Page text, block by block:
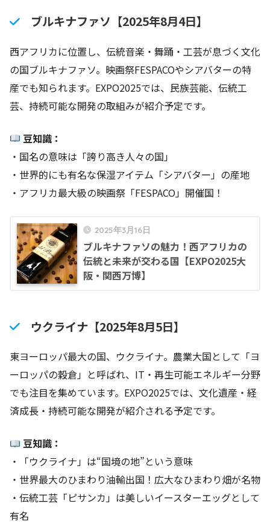
ブルキナファソ【2025年8月4日】
西アフリカに位置し、伝統音楽・舞踊・工芸が息づく文化
の国ブルキナファソ。映画祭FESPACOやシアバターの特
産でも知られます。EXPO2025では、民族芸能、伝統工
芸、持続可能な開発の取組みが紹介予定です。
豆知識：
・国名の意味は「誇り高き人々の国」
・世界的にも有名な保湿アイテム「シアバター」の産地
・アフリカ最大級の映画祭「FESPACO」開催国！
2025年3月16日
ブルキナファソの魅力！西アフリカの
伝統と未来が交わる国【EXPO2025大
阪・関西万博】
ウクライナ【2025年8月5日】
東ヨーロッパ最大の国、ウクライナ。農業大国として「ヨ
ーロッパの穀倉」と呼ばれ、IT・再生可能エネルギー分野
でも注目を集めています。EXPO2025では、文化遺産・経
済成長・持続可能な開発が紹介される予定です。
豆知識：
・「ウクライナ」は“国境の地”という意味
・世界最大のひまわり油輸出国！広大なひまわり畑が名物
・伝統工芸「ピサンカ」は美しいイースターエッグとして
有名